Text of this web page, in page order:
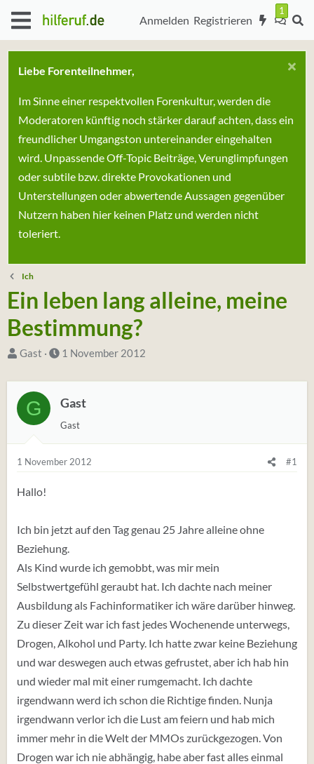
Anmelden Registrieren
Liebe Forenteilnehmer,
Im Sinne einer respektvollen Forenkultur, werden die
Moderatoren künftig noch stärker darauf achten, dass ein
freundlicher Umgangston untereinander eingehalten
wird. Unpassende Off-Topic Beiträge, Verunglimpfungen
oder subtile bzw. direkte Provokationen und
Unterstellungen oder abwertende Aussagen gegenüber
Nutzern haben hier keinen Platz und werden nicht
toleriert.
Ich
Ein leben lang alleine, meine
Bestimmung?
S
t
r
*
i
Gast
D
u
m
t
a
1 November 2012
G Gast
Gast
1 November 2012 #1
Hallo!
Ich bin jetzt auf den Tag genau 25 Jahre alleine ohne
Beziehung.
Als Kind wurde ich gemobbt, was mir mein
Selbstwertgefühl geraubt hat. Ich dachte nach meiner
Ausbildung als Fachinformatiker ich wäre darüber hinweg.
Zu dieser Zeit war ich fast jedes Wochenende unterwegs,
Drogen, Alkohol und Party. Ich hatte zwar keine Beziehung
und war deswegen auch etwas gefrustet, aber ich hab hin
und wieder mal mit einer rumgemacht. Ich dachte
irgendwann werd ich schon die Richtige finden. Nunja
irgendwann verlor ich die Lust am feiern und hab mich
immer mehr in die Welt der MMOs zurückgezogen. Von
Drogen war ich nie abhängig, habe aber fast alles einmal